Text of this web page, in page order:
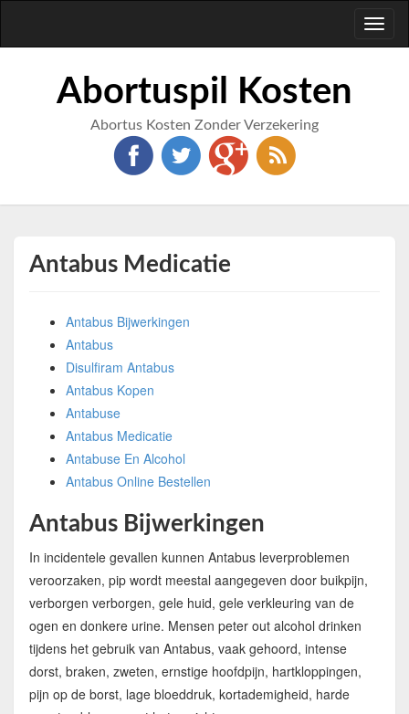
Abortuspil Kosten
Abortus Kosten Zonder Verzekering
Antabus Medicatie
Antabus Bijwerkingen
Antabus
Disulfiram Antabus
Antabus Kopen
Antabuse
Antabus Medicatie
Antabuse En Alcohol
Antabus Online Bestellen
Antabus Bijwerkingen
In incidentele gevallen kunnen Antabus leverproblemen
veroorzaken, pip wordt meestal aangegeven door buikpijn,
verborgen verborgen, gele huid, gele verkleuring van de
ogen en donkere urine. Mensen peter out alcohol drinken
tijdens het gebruik van Antabus, vaak gehoord, intense
dorst, braken, zweten, ernstige hoofdpijn, hartkloppingen,
pijn op de borst, lage bloeddruk, kortademigheid, harde